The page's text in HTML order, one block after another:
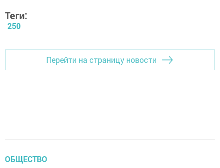
Теги:
250
Перейти на страницу новости
ОБЩЕСТВО